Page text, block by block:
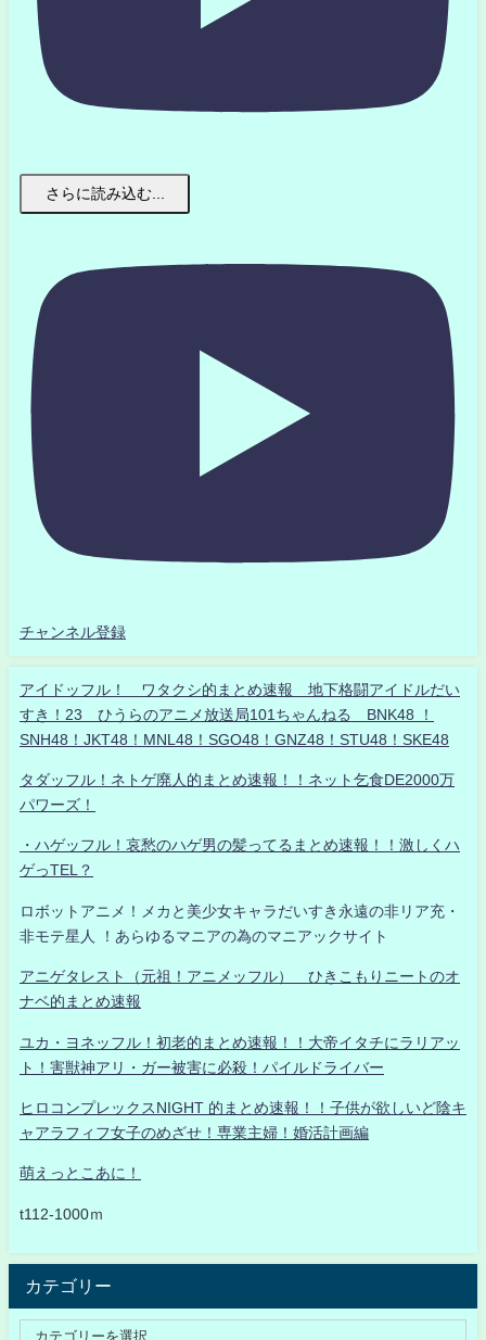
さらに読み込む...
チャンネル登録
アイドッフル！ ワタクシ的まとめ速報 地下格闘アイドルだい
すき！23 ひうらのアニメ放送局101ちゃんねる BNK48 ！
SNH48！JKT48！MNL48！SGO48！GNZ48！STU48！SKE48
タダッフル！ネトゲ廃人的まとめ速報！！ネット乞食DE2000万
パワーズ！
・ハゲッフル！哀愁のハゲ男の髪ってるまとめ速報！！激しくハ
ゲっTEL？
ロボットアニメ！メカと美少女キャラだいすき永遠の非リア充・
非モテ星人 ！あらゆるマニアの為のマニアックサイト
アニゲタレスト（元祖！アニメッフル） ひきこもりニートのオ
ナベ的まとめ速報
ユカ・ヨネッフル！初老的まとめ速報！！大帝イタチにラリアッ
ト！害獣神アリ・ガー被害に必殺！パイルドライバー
ヒロコンプレックスNIGHT 的まとめ速報！！子供が欲しいど陰キ
ャアラフィフ女子のめざせ！専業主婦！婚活計画編
萌えっとこあに！
t112-1000ｍ
カテゴリー